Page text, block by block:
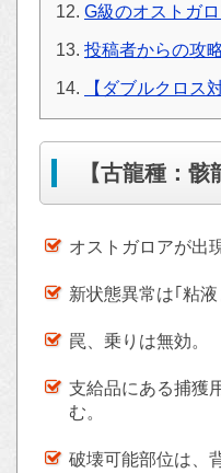
G級のオストガ
投稿者からの攻
【ダブルクロス
【古龍種：
オストガロアが出
新状態異常は｢粘液
罠、乗りは無効。
支給品にある捕獲
む。
破壊可能部位は、